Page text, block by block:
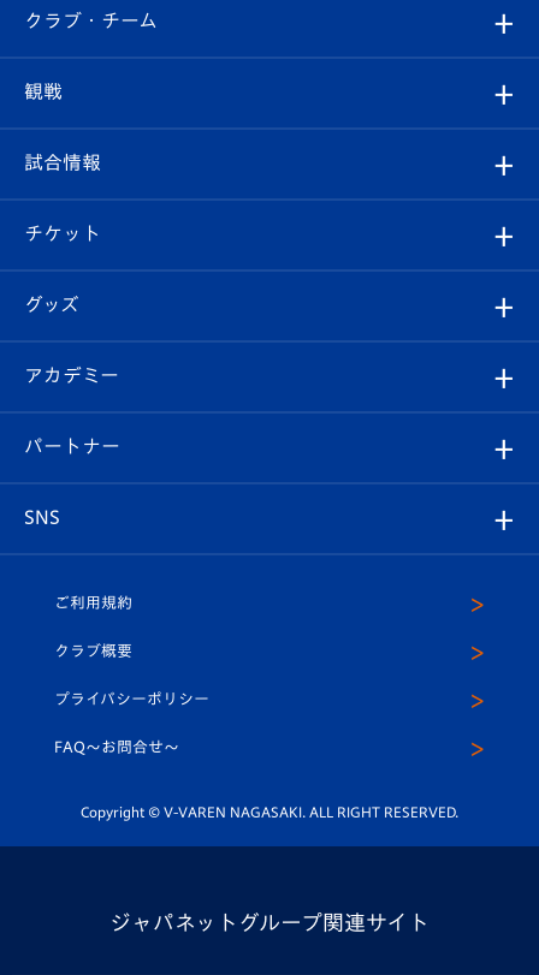
すべて
クラブ
試合情報
チケット
イベント
メディア
ホームタウン
クラブ・チーム
クラブ概要
エンブレム紹介
スタッフプロフィール
マスコット紹介
平和祈念活動
ホームタウン活動
観戦
観戦ルール
はじめての観戦ガイド
Revive Team
ヴィヴィくんの長崎おもてなしガイド
試合情報
試合日程/結果
フォトギャラリー
スタジアムグルメ
チケット
チケット
V-LOVERS（ファンクラブ）
プレイヤーズスイート
グッズ
オンラインショップ
店舗情報
アカデミー
育成からのお知らせ
U-18
スクール
パートナー
SNS
ヴィヴィくんインスタグラム
公式LINE＠
ご利用規約
クラブ概要
プライバシーポリシー
FAQ〜お問合せ〜
Copyright © V-VAREN NAGASAKI. ALL RIGHT RESERVED.
ジャパネットグループ関連サイト